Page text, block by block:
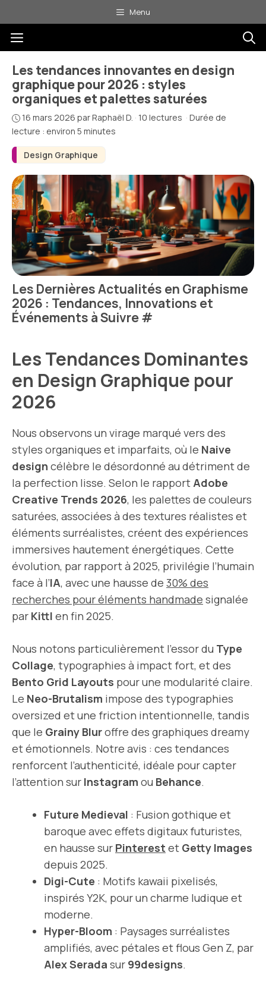
au
contenu
Menu
Menu
Design Graphique
Les tendances innovantes en design
graphique pour 2026 : styles
organiques et palettes saturées
16 mars 2026 parRaphaël D. · 10 lectures · Durée de
lecture : environ 5 minutes
Les Dernières Actualités en Graphisme
2026 : Tendances, Innovations et
Événements à Suivre#
Les Tendances Dominantes
en Design Graphique pour
2026
Nous observons un virage marqué vers des
styles organiques et imparfaits, où le Naive
design célèbre le désordonné au détriment de
la perfection lisse. Selon le rapport Adobe
Creative Trends 2026, les palettes de couleurs
saturées, associées à des textures réalistes et
éléments surréalistes, créent des expériences
immersives hautement énergétiques. Cette
évolution, par rapport à 2025, privilégie l’humain
face à l’IA, avec une hausse de 30% des
recherches pour éléments handmade signalée
par Kittl en fin 2025.
Nous notons particulièrement l’essor du Type
Collage, typographies à impact fort, et des
Bento Grid Layouts pour une modularité claire.
Le Neo-Brutalism impose des typographies
oversized et une friction intentionnelle, tandis
que le Grainy Bluroffre des graphiques dreamy
et émotionnels. Notre avis : ces tendances
renforcent l’authenticité, idéale pour capter
l’attention sur Instagram ou Behance.
Future Medieval : Fusion gothique et
baroque avec effets digitaux futuristes,
en hausse sur Pinterest et Getty Images
depuis 2025.
Digi-Cute : Motifs kawaii pixelisés,
inspirés Y2K, pour un charme ludique et
moderne.
Hyper-Bloom : Paysages surréalistes
amplifiés, avec pétales et flous Gen Z, par
Alex Serada sur 99designs.